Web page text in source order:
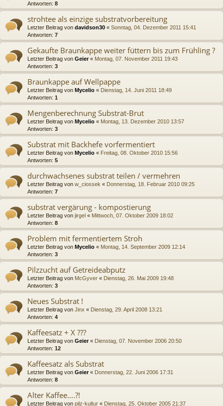
Antworten: 8
strohtee als einzige substratvorbereitung
Letzter Beitrag von davidson30 « Sonntag, 04. Dezember 2011 15:41
Antworten: 7
Gekaufte Braunkappe weiter füttern bis zum Frühling ?
Letzter Beitrag von Geier« Montag, 07. November 2011 19:43
Antworten: 3
Braunkappe auf Wellpappe
Letzter Beitrag von Mycelio « Dienstag, 14. Juni 2011 18:49
Antworten: 1
Mengenberechnung Substrat-Brut
Letzter Beitrag von Mycelio « Montag, 13. Dezember 2010 13:57
Antworten: 3
Substrat mit Backhefe vorfermentiert
Letzter Beitrag von Mycelio « Freitag, 08. Oktober 2010 15:56
Antworten: 5
durchwachsenes substrat teilen / vermehren
Letzter Beitrag von w_ciossek « Donnerstag, 18. Februar 2010 09:25
Antworten: 7
substrat vergärung - kompostierung
Letzter Beitrag von jirgel « Mittwoch, 07. Oktober 2009 18:02
Antworten: 8
Problem mit fermentiertem Stroh
Letzter Beitrag von Mycelio « Montag, 14. September 2009 12:14
Antworten: 3
Pilzzucht auf Getreideabputz
Letzter Beitrag von McGyver « Dienstag, 26. Mai 2009 19:48
Antworten: 3
Neues Substrat !
Letzter Beitrag von Jinx « Dienstag, 29. April 2008 13:21
Antworten: 4
Kaffeesatz + X ???
Letzter Beitrag von Geier« Dienstag, 07. November 2006 20:50
Antworten: 12
Kaffeesatz als Substrat
Letzter Beitrag von Geier« Donnerstag, 22. Juni 2006 17:31
Antworten: 8
Alter Kaffee....?!
Letzter Beitrag von pilz-kultur « Dienstag, 25. Oktober 2005 21:37